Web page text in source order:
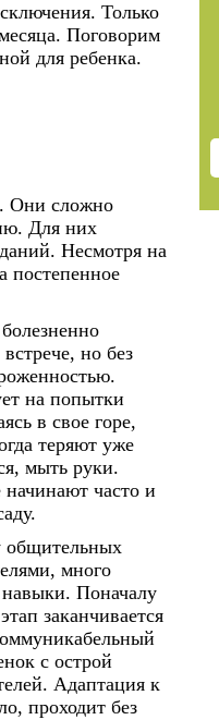
Только
Поговорим
для ребенка.
Они сложно
Для них
Несмотря на
постепенное
но без
на попытки
в свое горе,
теряют уже
мыть руки.
часто и
общительных
много
навыки. Поначалу
заканчивается
с острой
Адаптация к
проходит без